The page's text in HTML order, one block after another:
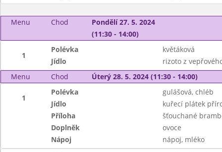
Menu Chod
Pondělí 27. 5. 2024
(11:30 - 14:00)
1
Polévka
květáková
Jídlo
rizoto z
Menu
Chod Úterý 28. 5. 2024 (11:30 - 14:00)
1
Polévka
gulášová, chléb
Jídlo
kuřecí plátek
Příloha
šťouchané
Doplněk
ovoce
Nápoj
nápoj, mléko